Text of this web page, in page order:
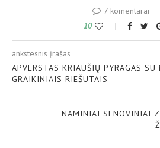
7 komentarai
10
ankstesnis įrašas
APVERSTAS KRIAUŠIŲ PYRAGAS
GRAIKINIAIS RIEŠUTAIS
NAMINIAI SENOVINIAI